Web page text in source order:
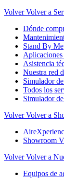
Volver Volver a
Dónde
Stand By Me
Asistencia
Nuestra red
Simulador
Todos los
Simulador
Volver Volver a
Showroom
Volver Volver a
Equipos de